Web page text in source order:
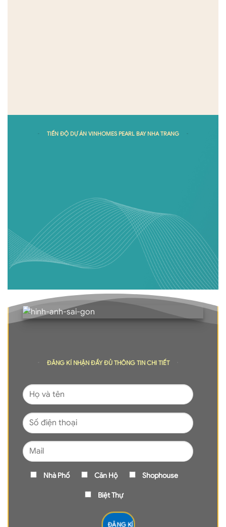
TIẾN ĐỘ DỰ ÁN VINHOMES PEARL BAY NHA TRANG
ĐĂNG KÍ NHẬN ĐẦY ĐỦ THÔNG TIN CHI TIẾT
Nhà Phố Căn Hộ Shophouse
Biệt Thự